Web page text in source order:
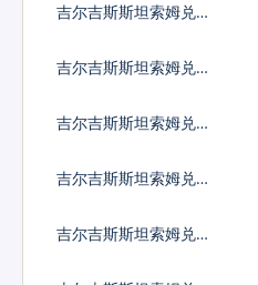
吉尔吉斯斯坦索姆兑冰
吉尔吉斯斯坦索姆兑澳
吉尔吉斯斯坦索姆兑阿
吉尔吉斯斯坦索姆兑阿
吉尔吉斯斯坦索姆兑安